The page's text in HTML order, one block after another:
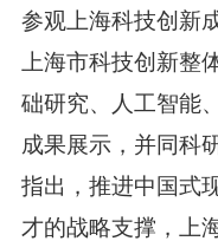
参观上海科技创新
上海市科技创新整
础研究、人工智能
成果展示，并同科
指出，推进中国式
才的战略支撑，上